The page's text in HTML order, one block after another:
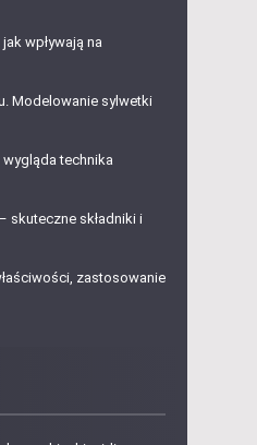
wpływają na
Modelowanie sylwetki
technika
skuteczne składniki i
zastosowanie